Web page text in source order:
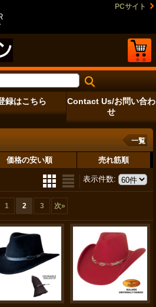
PCサイト
録はこちら
Contact Us/お問い合わ
せ
一覧
価格の安い順 売れ筋順
表示件数:
1 2 3 次»